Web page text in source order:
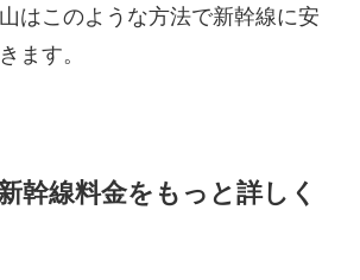
はこのような方法で新幹線に安
ます。
幹線料金をもっと詳しく